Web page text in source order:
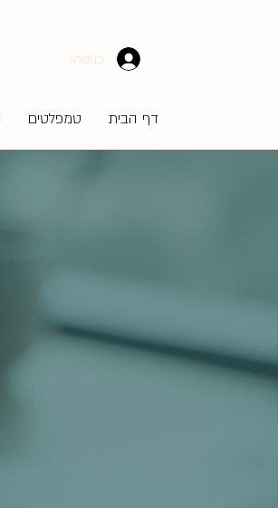
כניסה/הרשמה
דף הבית טמפלטים